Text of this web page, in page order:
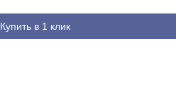
Купить в 1 клик